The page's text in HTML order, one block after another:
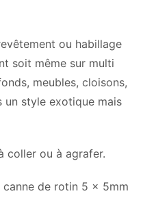
ou habillage
soit même sur multi
meubles, cloisons,
un style exotique mais
coller ou à agrafer.
de rotin 5 x 5mm